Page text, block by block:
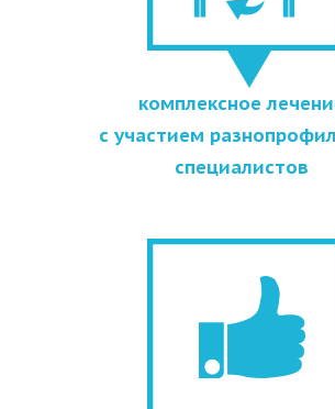
комплексное
с участием
специалистов